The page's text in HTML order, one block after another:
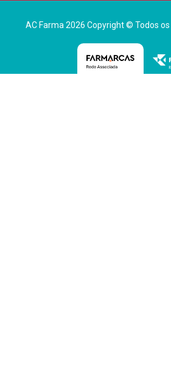
AC Farma 2026 Copyright © Todos